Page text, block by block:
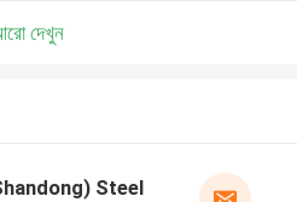
দেখুন
Steel